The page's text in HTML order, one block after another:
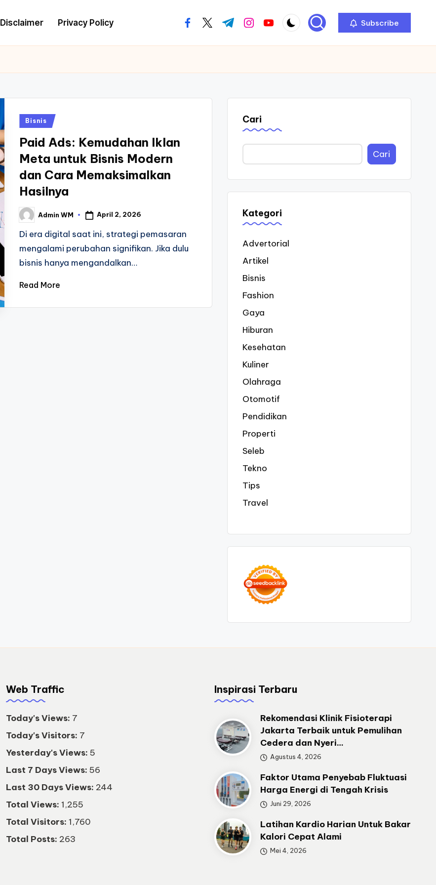
Disclaimer Privacy Policy facebook.com
twitter.com
t.me instagram.com
youtube.com Subscribe
Posted
Bisnis
Paid Ads: Kemudahan Iklan
Meta untuk Bisnis Modern
dan Cara Memaksimalkan
Hasilnya
Posted
by
Admin WM April 2, 2026
Di era digital saat ini, strategi pemasaran
mengalami perubahan signifikan. Jika dulu
bisnis hanya mengandalkan…
Read More
Cari
Cari
Kategori
Advertorial
Artikel
Bisnis
Fashion
Gaya
Hiburan
Kesehatan
Kuliner
Olahraga
Otomotif
Pendidikan
Properti
Seleb
Tekno
Tips
Travel
Web Traffic
Today's Views: 7
Today's Visitors: 7
Yesterday's Views: 5
Last 7 Days Views: 56
Last 30 Days Views: 244
Total Views: 1,255
Total Visitors: 1,760
Total Posts: 263
Inspirasi Terbaru
Rekomendasi Klinik Fisioterapi
Jakarta Terbaik untuk Pemulihan
Cedera dan Nyeri…
Agustus 4, 2026
Faktor Utama Penyebab Fluktuasi
Harga Energi di Tengah Krisis
Juni 29, 2026
Latihan Kardio Harian Untuk Bakar
Kalori Cepat Alami
Mei 4, 2026